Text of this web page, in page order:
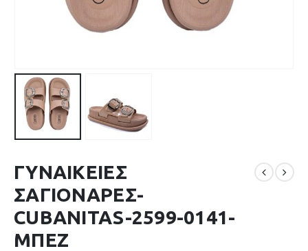
ΓΥΝΑΙΚΕΙΕΣ
ΣΑΓΙΟΝΑΡΕΣ-
CUBANITAS-2599-0141-
ΜΠΕΖ